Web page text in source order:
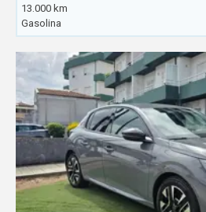
13.000 km
Gasolina